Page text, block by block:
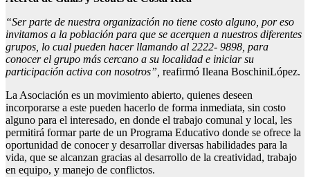
“Ser parte de nuestra organización no tiene costo alguno, por eso
invitamos a la población para que se acerquen a nuestros diferentes
grupos, lo cual pueden hacer llamando al 2222- 9898, para
conocer el grupo más cercano a su localidad e iniciar su
participación activa con nosotros”, reafirmó Ileana BoschiniLópez.
La Asociación es un movimiento abierto, quienes deseen
incorporarse a este pueden hacerlo de forma inmediata, sin costo
alguno para el interesado, en donde el trabajo comunal y local, les
permitirá formar parte de un Programa Educativo donde se ofrece la
oportunidad de conocer y desarrollar diversas habilidades para la
vida, que se alcanzan gracias al desarrollo de la creatividad, trabajo
en equipo, y manejo de conflictos.